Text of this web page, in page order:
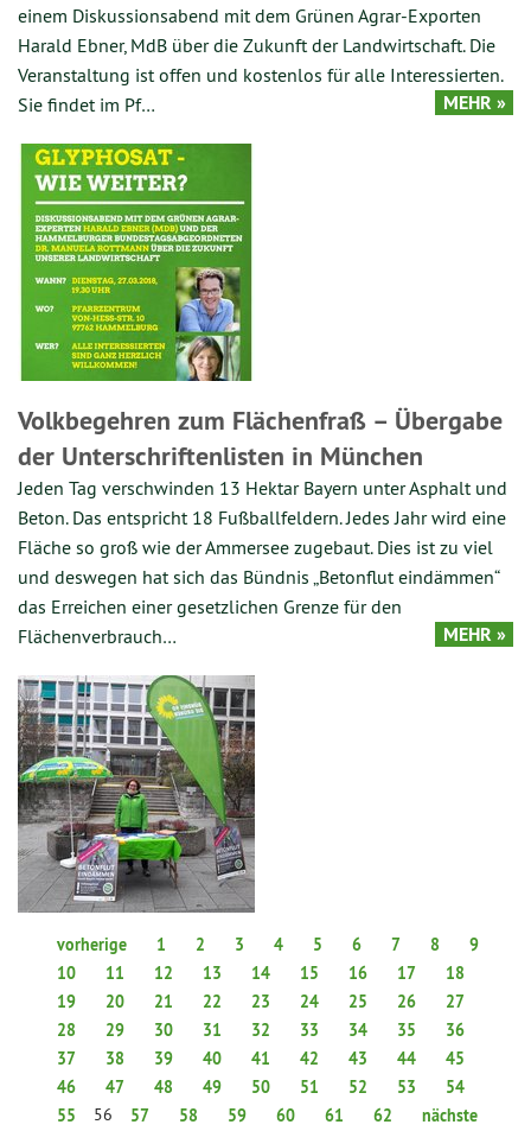
einem Diskussionsabend mit dem Grünen Agrar-Exporten
Harald Ebner, MdB über die Zukunft der Landwirtschaft. Die
Veranstaltung ist offen und kostenlos für alle Interessierten.
Sie findet im Pf…
MEHR »
Volkbegehren zum Flächenfraß – Übergabe
der Unterschriftenlisten in München
Jeden Tag verschwinden 13 Hektar Bayern unter Asphalt und
Beton. Das entspricht 18 Fußballfeldern. Jedes Jahr wird eine
Fläche so groß wie der Ammersee zugebaut. Dies ist zu viel
und deswegen hat sich das Bündnis „Betonflut eindämmen“
das Erreichen einer gesetzlichen Grenze für den
Flächenverbrauch…
MEHR »
vorherige 1 2 3 4 5 6 7 8
9
10
11 12 13 14 15 16 17
18
19
20 21 22 23 24 25 26
27
28
29 30 31 32 33 34 35
36
37
38 39 40 41 42 43 44
45
46
47 48 49 50 51 52 53
54
55
56 57 58 59 60 61 62 nächste